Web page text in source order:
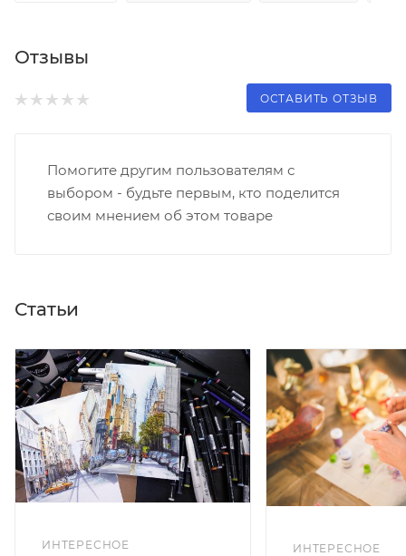
Отзывы
ОСТАВИТЬ ОТЗЫВ
Помогите другим пользователям с
выбором - будьте первым, кто поделится
своим мнением об этом товаре
Статьи
ИНТЕРЕСНОЕ ИНТЕРЕСНОЕ